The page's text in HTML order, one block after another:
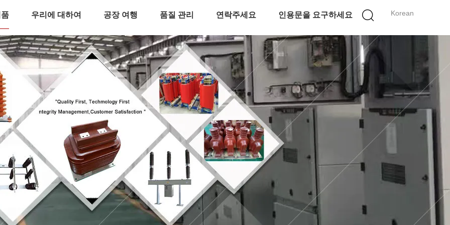
Korean
우리에 대하여 공장 여행 품질 관리 연락주세요 인용문을 요구하세요